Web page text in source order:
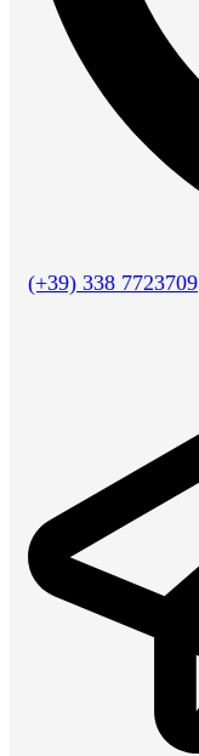
(+39) 338 7723709